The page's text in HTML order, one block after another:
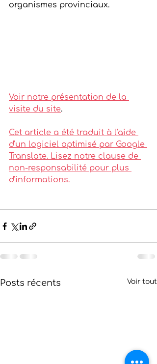
organismes provinciaux.
Voir notre présentation de la
visite du site.
Cet article a été traduit à l'aide
d'un logiciel optimisé par Google
Translate. Lisez notre clause de
non-responsabilité pour plus
d'informations.
Posts récents Voir tout